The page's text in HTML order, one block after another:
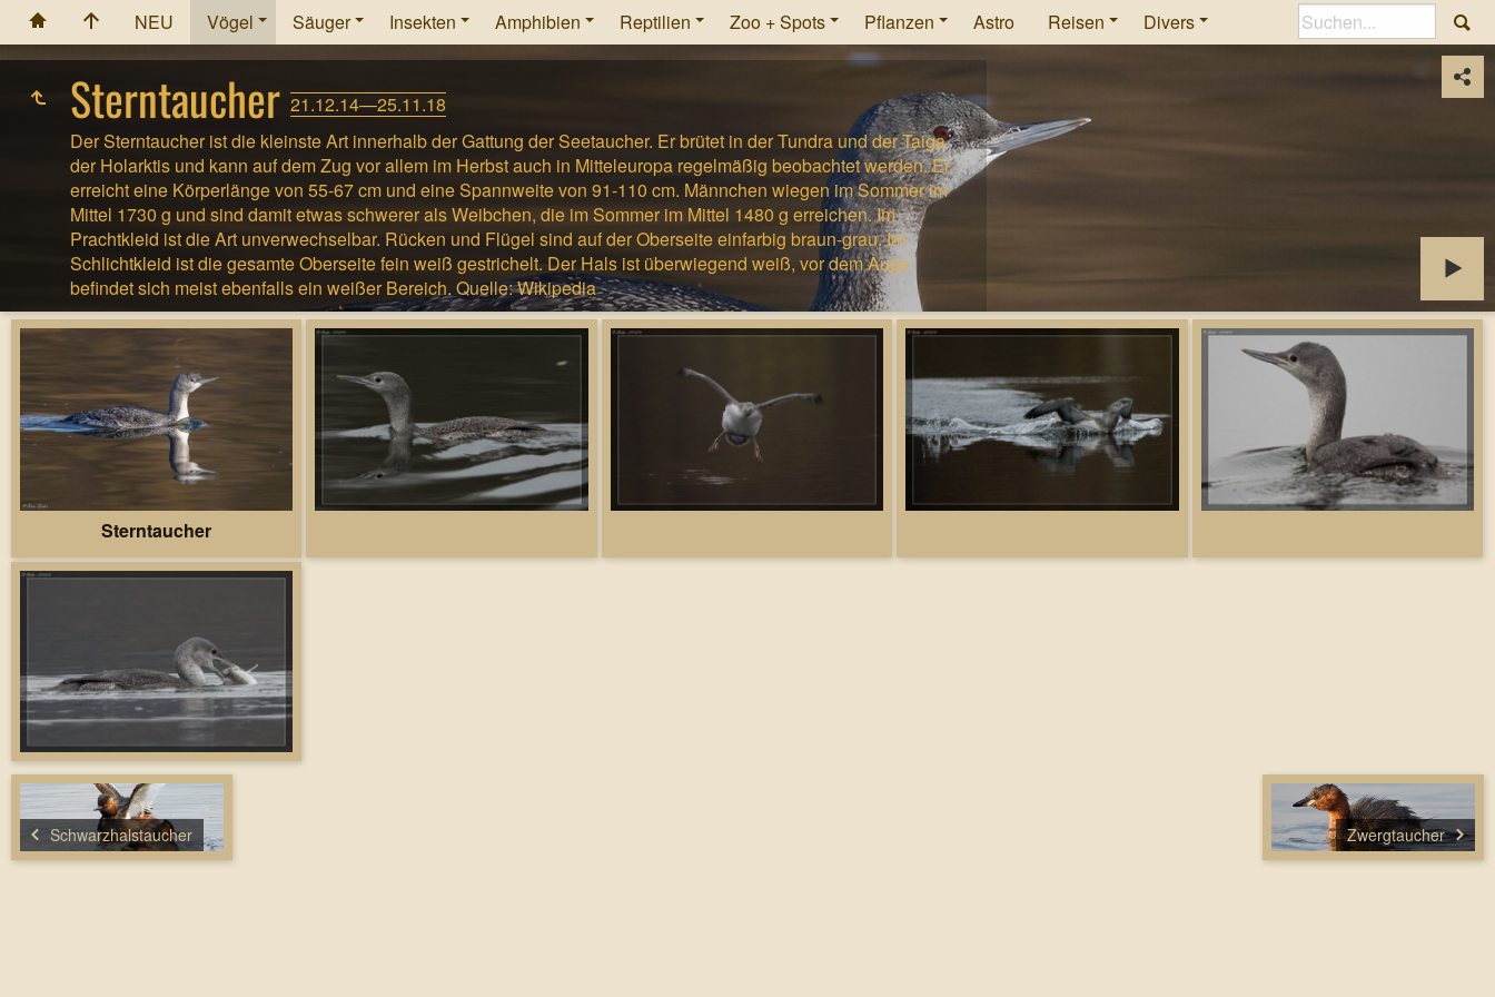
NEU Vögel Säuger Insekten Amphibien Reptilien Zoo + Spots Pflanzen Astro Reisen Divers
Sterntaucher 21.12.14—25.11.18
Der Sterntaucher ist die kleinste Art innerhalb der Gattung der Seetaucher. Er brütet in der Tundra und der Taiga
der Holarktis und kann auf dem Zug vor allem im Herbst auch in Mitteleuropa regelmäßig beobachtet werden. Er
erreicht eine Körperlänge von 55-67 cm und eine Spannweite von 91-110 cm. Männchen wiegen im Sommer im
Mittel 1730 g und sind damit etwas schwerer als Weibchen, die im Sommer im Mittel 1480 g erreichen. Im
Prachtkleid ist die Art unverwechselbar. Rücken und Flügel sind auf der Oberseite einfarbig braun-grau. Im
Schlichtkleid ist die gesamte Oberseite fein weiß gestrichelt. Der Hals ist überwiegend weiß, vor dem Auge
befindet sich meist ebenfalls ein weißer Bereich. Quelle: Wikipedia
Sterntaucher
Schwarzhalstaucher Zwergtaucher